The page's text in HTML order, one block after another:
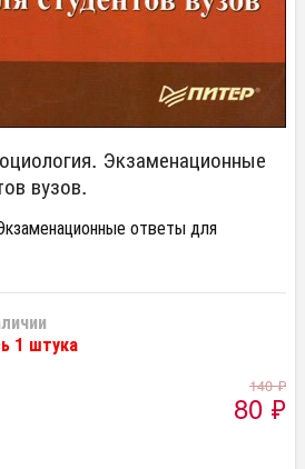
Экзаменационные
вузов.
ответы для
1 штука
140₽
80 ₽